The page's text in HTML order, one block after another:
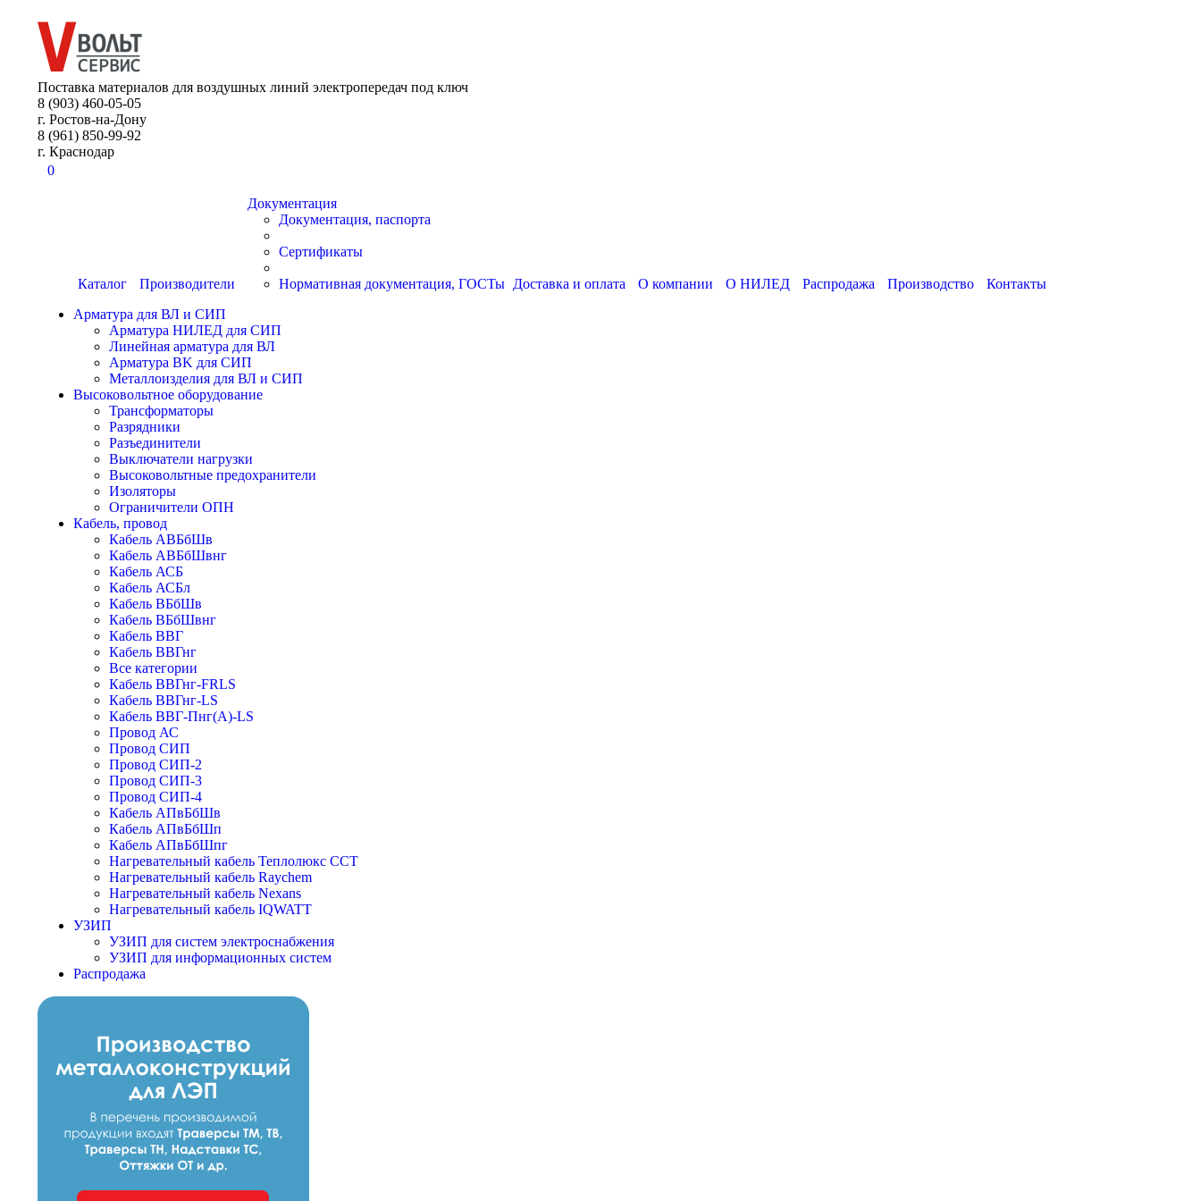
Поставка материалов для воздушных линий электропередач под ключ
8 (903) 460-05-05
г. Ростов-на-Дону
8 (961) 850-99-92
г. Краснодар
0
Каталог Производители
Документация
Документация, паспорта
Сертификаты
Нормативная документация, ГОСТы Доставка и оплата О компании О НИЛЕД Распродажа Производство
Контакты
Арматура для ВЛ и СИП
Арматура НИЛЕД для СИП
Линейная арматура для ВЛ
Арматура BK для СИП
Металлоизделия для ВЛ и СИП
Высоковольтное оборудование
Трансформаторы
Разрядники
Разъединители
Выключатели нагрузки
Высоковольтные предохранители
Изоляторы
Ограничители ОПН
Кабель, провод
Кабель АВБбШв
Кабель АВБбШвнг
Кабель АСБ
Кабель АСБл
Кабель ВБбШв
Кабель ВБбШвнг
Кабель ВВГ
Кабель ВВГнг
Все категории
Кабель ВВГнг-FRLS
Кабель ВВГнг-LS
Кабель ВВГ-Пнг(А)-LS
Провод АС
Провод СИП
Провод СИП-2
Провод СИП-3
Провод СИП-4
Кабель АПвБбШв
Кабель АПвБбШп
Кабель АПвБбШпг
Нагревательный кабель Теплолюкс ССТ
Нагревательный кабель Raychem
Нагревательный кабель Nexans
Нагревательный кабель IQWATT
УЗИП
УЗИП для систем электроснабжения
УЗИП для информационных систем
Распродажа